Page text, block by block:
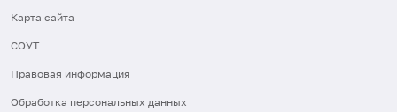
Карта сайта
СОУТ
Правовая информация
Обработка персональных данных